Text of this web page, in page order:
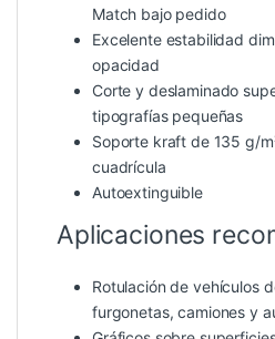
Match bajo pedido
Excelente estabilidad
opacidad
Corte y deslaminado
tipografías pequeñas
Soporte kraft de 135 g/
cuadrícula
Autoextinguible
Aplicaciones
Rotulación de vehículos
furgonetas, camiones y